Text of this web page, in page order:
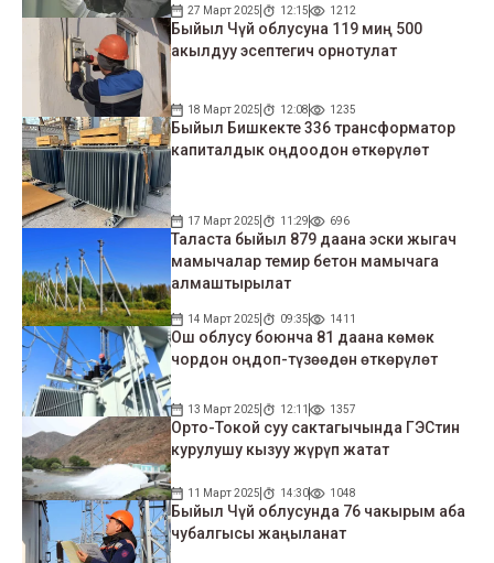
27 Март 2025 12:15 1212
Быйыл Чүй облусуна 119 миң 500
акылдуу эсептегич орнотулат
18 Март 2025 12:08 1235
Быйыл Бишкекте 336 трансформатор
капиталдык оңдоодон өткөрүлөт
17 Март 2025 11:29 696
Таласта быйыл 879 даана эски жыгач
мамычалар темир бетон мамычага
алмаштырылат
14 Март 2025 09:35 1411
Ош облусу боюнча 81 даана көмөк
чордон оңдоп-түзөөдөн өткөрүлөт
13 Март 2025 12:11 1357
Орто-Токой суу сактагычында ГЭСтин
курулушу кызуу жүрүп жатат
11 Март 2025 14:30 1048
Быйыл Чүй облусунда 76 чакырым аба
чубалгысы жаңыланат